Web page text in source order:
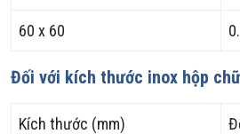
60 x 60
Đối với kích thước inox hộp
Kích thước (mm)